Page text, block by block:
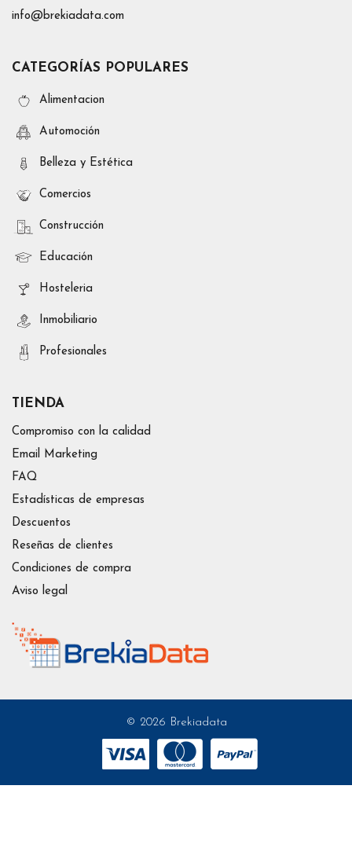
info@brekiadata.com
CATEGORÍAS POPULARES
Alimentacion
Automoción
Belleza y Estética
Comercios
Construcción
Educación
Hosteleria
Inmobiliario
Profesionales
TIENDA
Compromiso con la calidad
Email Marketing
FAQ
Estadísticas de empresas
Descuentos
Reseñas de clientes
Condiciones de compra
Aviso legal
© 2026 Brekiadata